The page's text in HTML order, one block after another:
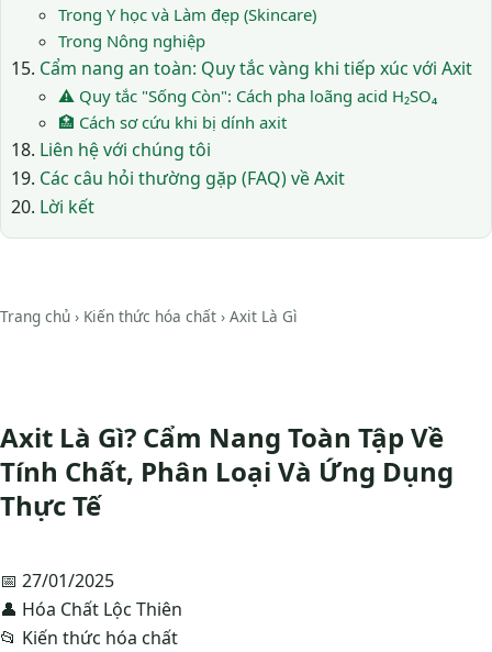
Trong Y học và Làm đẹp (Skincare)
Trong Nông nghiệp
Cẩm nang an toàn: Quy tắc vàng khi tiếp xúc với Axit
⚠️ Quy tắc "Sống Còn": Cách pha loãng acid H₂SO₄
🏥 Cách sơ cứu khi bị dính axit
Liên hệ với chúng tôi
Các câu hỏi thường gặp (FAQ) về Axit
Lời kết
Trang chủ › Kiến thức hóa chất › Axit Là Gì
Axit Là Gì? Cẩm Nang Toàn Tập Về
Tính Chất, Phân Loại Và Ứng Dụng
Thực Tế
📅 27/01/2025
👤 Hóa Chất Lộc Thiên
📂 Kiến thức hóa chất